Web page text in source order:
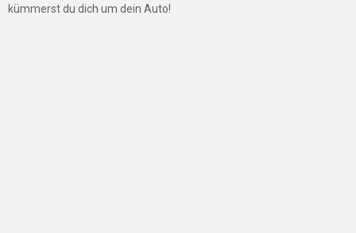
kümmerst du dich um dein Auto!